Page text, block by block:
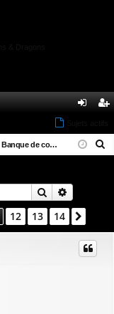
ne cri
Banque de connaissance de AD&D
Rechercher
12 13 14